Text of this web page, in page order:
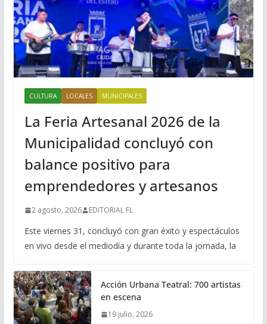
CULTURA LOCALES MUNICIPALES
La Feria Artesanal 2026 de la
Municipalidad concluyó con
balance positivo para
emprendedores y artesanos
2 agosto, 2026 EDITORIAL FL
Este viernes 31, concluyó con gran éxito y espectáculos
en vivo desde el mediodía y durante toda la jornada, la
Acción Urbana Teatral: 700 artistas
en escena
19 julio, 2026